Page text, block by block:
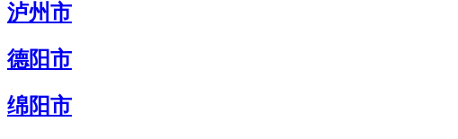
泸州市
德阳市
绵阳市